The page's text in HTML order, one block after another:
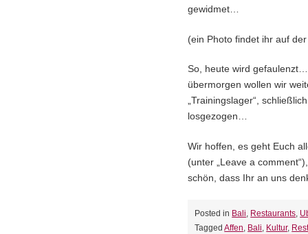
gewidmet…
(ein Photo findet ihr auf
So, heute wird
übermorgen wollen wir
„Trainingslager“,
losgezogen…
Wir hoffen, es geht Euch
(unter „Leave a
schön, dass Ihr an uns
Posted in Bali, Restaurants,
Tagged Affen, Bali, Kultur,